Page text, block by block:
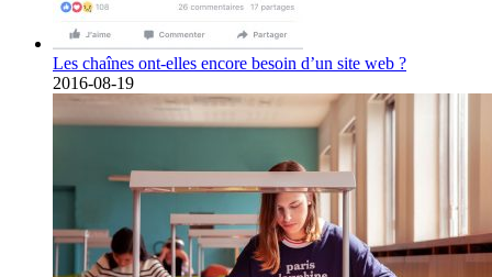
Les chaînes ont-elles encore besoin d’un site web ?
2016-08-19